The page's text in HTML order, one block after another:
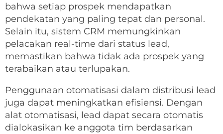
bahwa setiap prospek mendapatkan
pendekatan yang paling tepat dan personal.
Selain itu, sistem CRM memungkinkan
pelacakan real-time dari status lead,
memastikan bahwa tidak ada prospek yang
terabaikan atau terlupakan.
Penggunaan otomatisasi dalam distribusi lead
juga dapat meningkatkan efisiensi. Dengan
alat otomatisasi, lead dapat secara otomatis
dialokasikan ke anggota tim berdasarkan